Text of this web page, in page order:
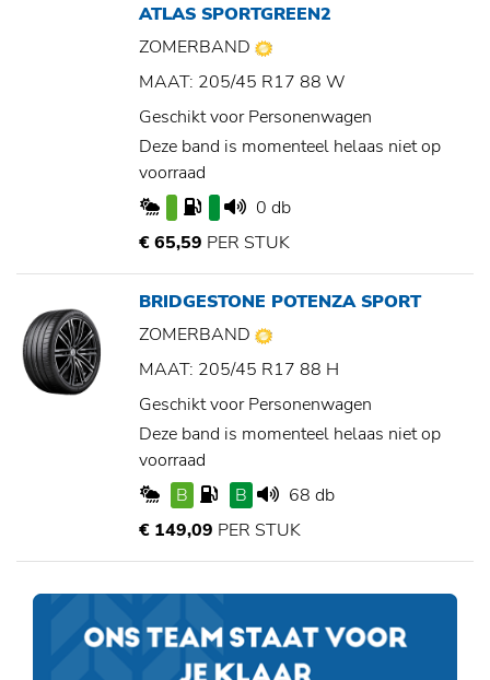
ATLAS SPORTGREEN2
ZOMERBAND
MAAT: 205/45 R17 88 W
Geschikt voor Personenwagen
Deze band is momenteel helaas niet op
voorraad
0 db
€ 65,59 PER STUK
BRIDGESTONE POTENZA SPORT
ZOMERBAND
MAAT: 205/45 R17 88 H
Geschikt voor Personenwagen
Deze band is momenteel helaas niet op
voorraad
B
B
68 db
€ 149,09 PER STUK